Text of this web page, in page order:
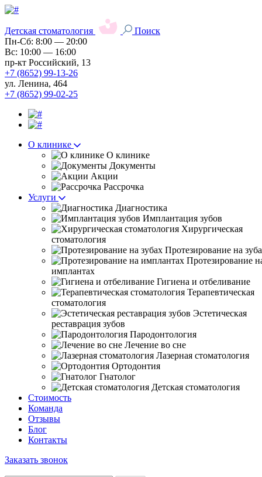
Детская стоматология
Поиск
Пн-Сб: 8:00 — 20:00
Вс: 10:00 — 16:00
пр-кт Российский, 13
+7 (8652) 99-13-26
ул. Ленина, 464
+7 (8652) 99-02-25
О клинике
О клинике
Документы
Акции
Рассрочка
Услуги
Диагностика
Имплантация зубов
Хирургическая
стоматология
Протезирование на
Протезирование
имплантах
Гигиена и отбеливание
Терапевтическая
стоматология
Эстетическая
реставрация зубов
Пародонтология
Лечение во сне
Лазерная стоматология
Ортодонтия
Гнатолог
Детская стоматология
Стоимость
Команда
Отзывы
Блог
Контакты
Заказать звонок